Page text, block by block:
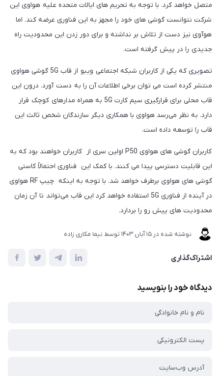
متصل خواهد کرد. با توجه به تحریم های ایالات متحده علیه هواوی این
شرکت نتوانست گوشی های خود را مجهز به این فناوری عرضه کند. اما
هوآوی نیز دست از تلاش بر نداشته و برای دور زدن این محدودیت راه
جدیدی را در پیش گرفته است.
تصویری که یکی از کاربران شبکه اجتماعی ویبو از قاب 5G گوشی هواوی
منتشر کرده است می توان برخی اطلاعات آن را به دست آورد. درون این
قاب محلی برای قرارگیری سیم کارت 5G به همراه مدارهای کوچک قرار
دارد. به نظر می‌رسد هواوی با همکاری دیگر سازندگان شخص ثالث این
قاب را توسعه داده است.
کاربران گوشی های هواوی P50 اولین سری از کاربران خواهند بود که به
این قابلیت دسترسی پیدا می کنند. با کمک این فناوری احتمالاً کاستی
گوشی های هواوی برطرف خواهد شد. با توجه به اینکه چیپ RF هواوی
در آینده از فناوری 5G استفاده خواهد کرد این قاب می‌تواند تا آن زمان
محدودیت های پیش رو را بردارد.
نوشته شده در 15 آبان 1403 توسط نیما مکاری زاده
اشتراک‌گذاری
دیدگاه خود را بنویسید